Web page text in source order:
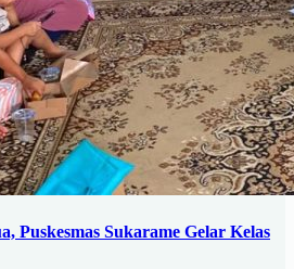
Puskesmas Sukarame Gelar Kelas